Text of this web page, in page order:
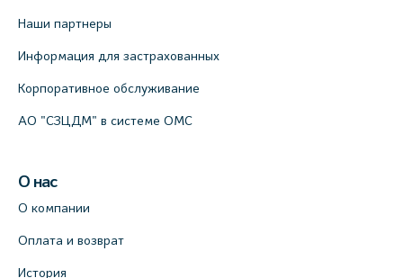
Наши партнеры
Информация для застрахованных
Корпоративное обслуживание
АО "СЗЦДМ" в системе ОМС
О нас
О компании
Оплата и возврат
История